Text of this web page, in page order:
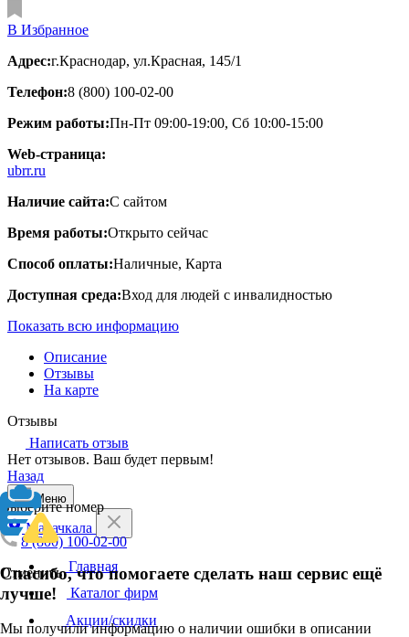
В Избранное
Адрес:г.Краснодар, ул.Красная, 145/1
Телефон:8 (800) 100-02-00
Режим работы:Пн-Пт 09:00-19:00, Сб 10:00-15:00
Web-страница:
ubrr.ru
Наличие сайта:С сайтом
Время работы:Открыто сейчас
Способ оплаты:Наличные, Карта
Доступная среда:Вход для людей с инвалидностью
Показать всю информацию
Описание
Отзывы
На карте
Отзывы
Написать отзыв
Нет отзывов. Ваш будет первым!
Назад
Выберите номер
8 (800) 100-02-00
Отменить
Спасибо, что помогаете сделать наш сервис ещё
лучше!
Мы получили информацию о наличии ошибки в описании
Меню
Махачкала
Главная
Каталог фирм
Акции/скидки